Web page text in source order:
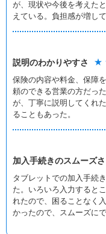
が、現状や今後を考えた
えている。負担感が増し
説明のわかりやすさ ★
保険の内容や料金、保障
頼のできる営業の方だっ
が、丁寧に説明してくれ
ることもあった。
加入手続きのスムーズさ
タブレットでの加入手続
た。いろいろ入力すると
れたので、困ることなく
かったので、スムーズにで